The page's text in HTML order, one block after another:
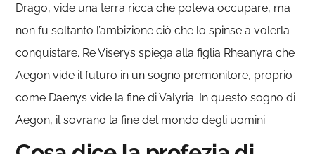
Drago, vide una terra ricca che poteva occupare, ma
non fu soltanto l’ambizione ciò che lo spinse a volerla
conquistare. Re Viserys spiega alla figlia Rheanyra che
Aegon vide il futuro in un sogno premonitore, proprio
come Daenys vide la fine di Valyria. In questo sogno di
Aegon, il sovrano la fine del mondo degli uomini.